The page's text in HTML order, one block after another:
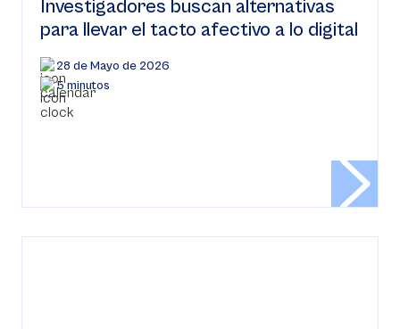
Investigadores buscan alternativas
para llevar el tacto afectivo a lo digital
28 de Mayo de 2026
5 minutos